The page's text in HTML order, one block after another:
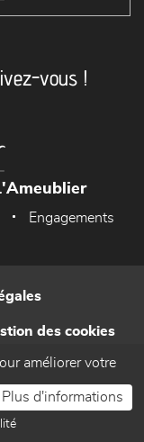
vous !
Engagements
des cookies
améliorer votre
Plus d'informations